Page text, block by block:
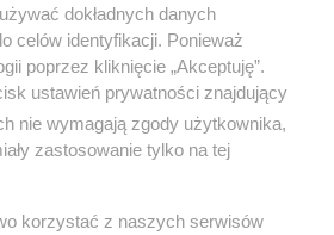
dokładnych danych
celów identyfikacji. Ponieważ
poprzez kliknięcie „Akceptuję”.
ustawień prywatności znajdujący
nie wymagają zgody użytkownika,
zastosowanie tylko na tej
korzystać z naszych serwisów